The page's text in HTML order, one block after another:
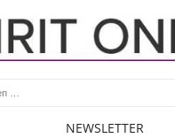
NEWSLETTER